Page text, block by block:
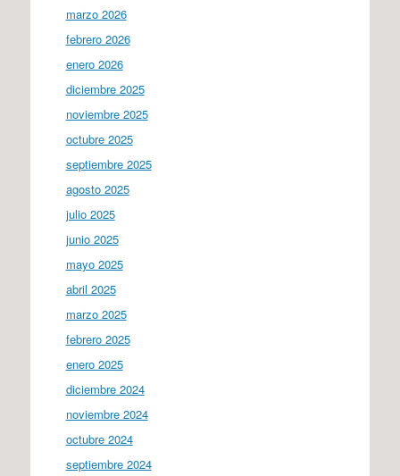
marzo 2026
febrero 2026
enero 2026
diciembre 2025
noviembre 2025
octubre 2025
septiembre 2025
agosto 2025
julio 2025
junio 2025
mayo 2025
abril 2025
marzo 2025
febrero 2025
enero 2025
diciembre 2024
noviembre 2024
octubre 2024
septiembre 2024